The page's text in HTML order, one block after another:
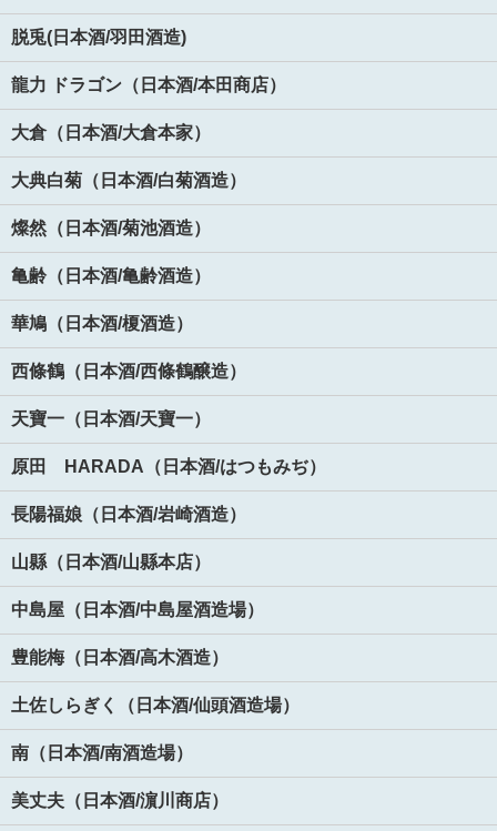
脱兎(日本酒/羽田酒造)
龍力 ドラゴン（日本酒/本田商店）
大倉（日本酒/大倉本家）
大典白菊（日本酒/白菊酒造）
燦然（日本酒/菊池酒造）
亀齢（日本酒/亀齢酒造）
華鳩（日本酒/榎酒造）
西條鶴（日本酒/西條鶴醸造）
天寶一（日本酒/天寶一）
原田 HARADA（日本酒/はつもみぢ）
長陽福娘（日本酒/岩崎酒造）
山縣（日本酒/山縣本店）
中島屋（日本酒/中島屋酒造場）
豊能梅（日本酒/高木酒造）
土佐しらぎく（日本酒/仙頭酒造場）
南（日本酒/南酒造場）
美丈夫（日本酒/濵川商店）